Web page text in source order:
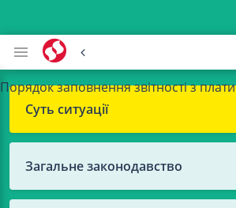
Порядок заповнення звітності з
Суть ситуації
Загальне законодавство